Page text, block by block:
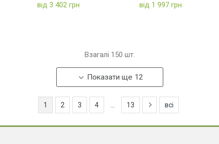
від 3 402 грн
від 1 997 грн
Взагалі 150 шт.
Показати ще 12
1 2 3 4 13 всі